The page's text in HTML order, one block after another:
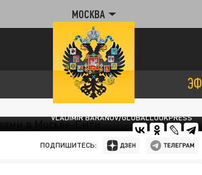
МОСКВА
VLADIMIR BARANOV/GLOBALLOOKPRESS
ПОДПИШИТЕСЬ: